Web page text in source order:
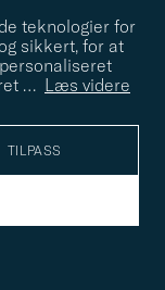
teknologier for
sikkert, for at
… Læs videre
TILPASS